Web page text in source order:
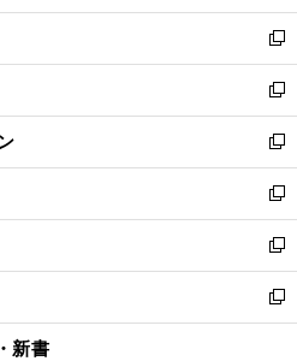
開
く
ウ
で
開
く
ン
ド
ウ
で
開
く
新
し
い
ウ
ィ
ン
ド
ウ
で
開
く
新
し
い
ウ
ィ
ン
ド
ウ
で
開
新
し
い
ウ
ィ
ン
ド
ウ
新
し
い
ウ
ィ
ン
新
し
い
ウ
新
し
新書